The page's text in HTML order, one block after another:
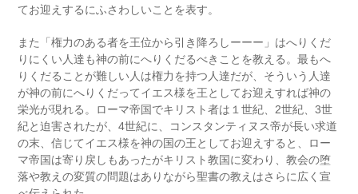
てお迎えするにふさわしいことを表す。
また「権力のある者を王位から引き降ろしーーー」はへりくだ
りにくい人達も神の前にへりくだるべきことを教える。最もへ
りくだることが難しい人は権力を持つ人達だが、そういう人達
が神の前にへりくだってイエス様を王としてお迎えすれば神の
栄光が現れる。ローマ帝国でキリスト者は１世紀、2世紀、3世
紀と迫害されたが、4世紀に、コンスタンティヌス帝が長い求道
の末、信じてイエス様を神の国の王としてお迎えすると、ロー
マ帝国は寄り戻しもあったがキリスト教国に変わり、教会の堕
落や教えの変質の問題はありながら聖書の教えはさらに広く宣